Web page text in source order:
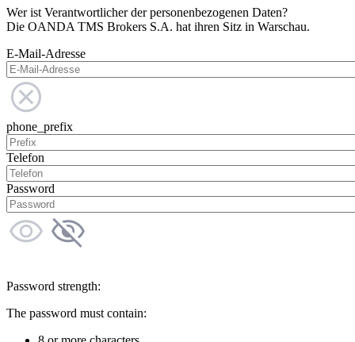
Wer ist Verantwortlicher der personenbezogenen Daten?
Die OANDA TMS Brokers S.A. hat ihren Sitz in Warschau.
E-Mail-Adresse
phone_prefix
Telefon
Password
Password strength:
The password must contain: